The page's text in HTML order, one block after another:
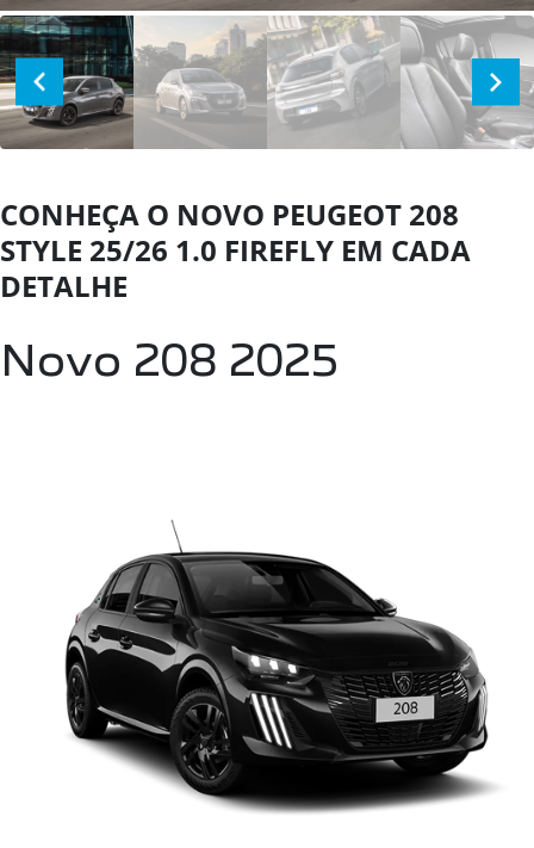
CONHEÇA O NOVO PEUGEOT 208
STYLE 25/26 1.0 FIREFLY EM CADA
DETALHE
Novo 208 2025